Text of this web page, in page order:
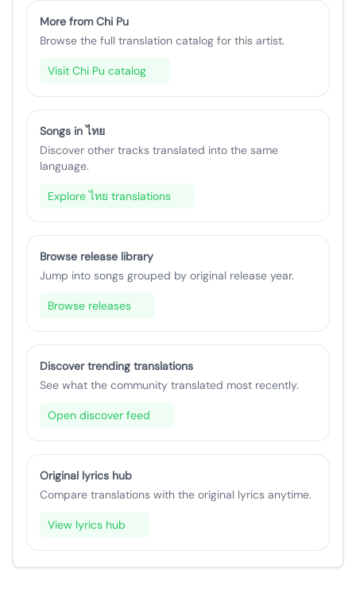
More from Chi Pu
Browse the full translation catalog for this artist.
Visit Chi Pu catalog
Songs in ไทย
Discover other tracks translated into the same
language.
Explore ไทย translations
Browse release library
Jump into songs grouped by original release year.
Browse releases
Discover trending translations
See what the community translated most recently.
Open discover feed
Original lyrics hub
Compare translations with the original lyrics anytime.
View lyrics hub